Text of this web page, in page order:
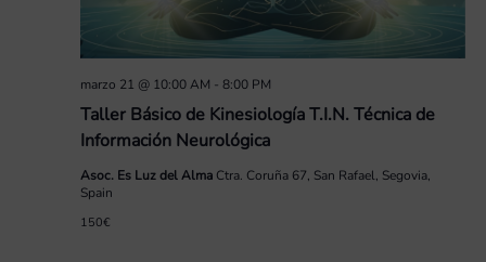
Taller Básico de Kinesiología T.I.N. Técnica de
Información Neurológica
marzo 21 @ 10:00 AM - 8:00 PM
Asoc. Es Luz del Alma Ctra. Coruña 67, San Rafael, Segovia,
Spain
150€